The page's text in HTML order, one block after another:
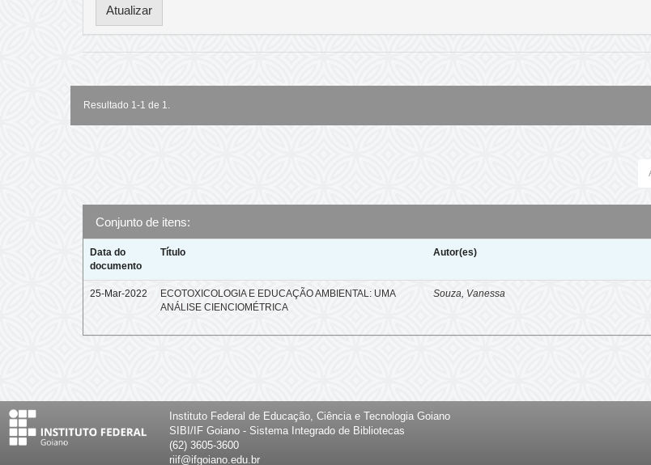
Resultado 1-1 de 1.
Conjunto de itens:
Data do
documento
Título Autor(es)
25-Mar-2022
ECOTOXICOLOGIA E EDUCAÇÃO AMBIENTAL: UMA
ANÁLISE CIENCIOMÉTRICA
Souza, Vanessa
Instituto Federal de Educação, Ciência e Tecnologia Goiano
SIBI/IF Goiano - Sistema Integrado de Bibliotecas
(62) 3605-3600
riif@ifgoiano.edu.br